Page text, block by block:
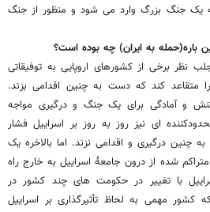
یک جنگ بزرگ وارد می شود و منظور از جنگ
باره(حمله به ایران) چه بوده است؟
نظر برخی از کشورهای اروپایی به توفیقاتی
را متقاعد کند که دست به چنین اقدامی بزند.
تنش و آمادگی برای یک جنگ و درگیری مواجه
ای نیز روز به روز بر اسراییل فشار
چنین درگیری و اقدامی نزند. اما بالاخره یک
شده از درون جامعۀ اسراییل به خارج راه
با تغییر در حکومت های چند کشور در
مهمی به لحاظ تأثیرگذاری بر اسراییل